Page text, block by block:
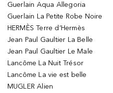
Guerlain Aqua Allegoria
Guerlain La Petite Robe Noire
HERMÈS Terre d’Hermès
Jean Paul Gaultier La Belle
Jean Paul Gaultier Le Male
Lancôme La Nuit Trésor
Lancôme La vie est belle
MUGLER Alien